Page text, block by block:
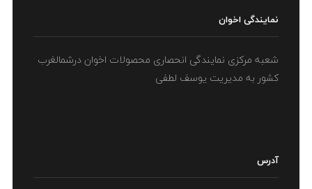
نمایندگی اخوان
شعبه مرکزی نمایندگی انحصاری محصولات اخوان درشمالغرب
کشور به مدیریت یوسف لطفی
آدرس